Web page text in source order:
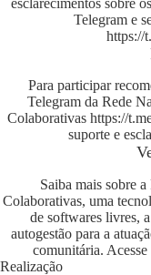
esclarecimentos sobre
Telegram e
https://
Para participar
Telegram da Rede
Colaborativas https://
suporte e
Saiba mais sobre
Colaborativas, uma
de softwares livres,
autogestão para a
comunitária. Acesse
Realização